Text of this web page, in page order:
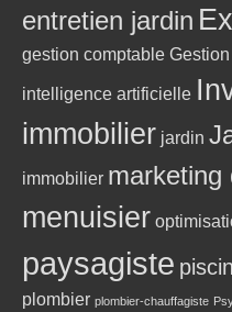
entretien jardin
gestion comptable
intelligence artificielle
immobilier jardin
immobilier marketing
menuisier
paysagiste
plombier plombier-chauffagiste